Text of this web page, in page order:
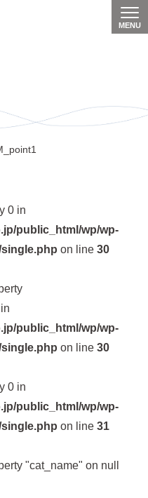
MENU
0 in
public_html/wp/wp-
on line 30
public_html/wp/wp-
on line 30
0 in
public_html/wp/wp-
on line 31
"cat_name" on null